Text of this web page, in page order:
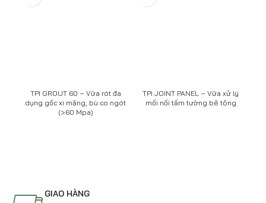
TPI GROUT 60 – Vữa rót đa
dụng gốc xi măng, bù co ngót
(>60 Mpa)
TPI JOINT PANEL – Vữa xử lý
mối nối tấm tường bê tông
GIAO HÀNG